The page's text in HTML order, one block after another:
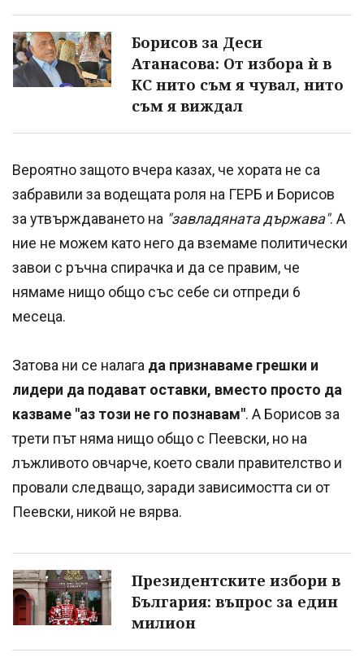
Борисов за Деси
Атанасова: От избора ѝ в
КС нито съм я чувал, нито
съм я виждал
Вероятно защото вчера казах, че хората не са
забравили за водещата роля на ГЕРБ и Борисов
за утвърждаването на "завладяната държава". А
ние не можем като него да вземаме политически
завои с ръчна спирачка и да се правим, че
нямаме нищо общо със себе си отпреди 6
месеца.
Затова ни се налага да признаваме грешки и
лидери да подават оставки, вместо просто да
казваме "аз този не го познавам". А Борисов за
трети път няма нищо общо с Пеевски, но на
лъжливото овчарче, което свали правителство и
провали следващо, заради зависимостта си от
Пеевски, никой не вярва.
Президентските избори в
България: въпрос за един
милион